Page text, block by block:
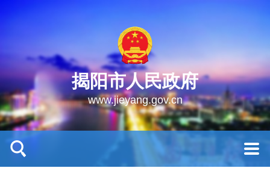
揭阳市人民政府
www.jieyang.gov.cn